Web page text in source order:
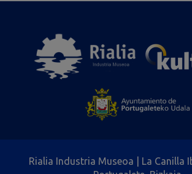
Rialia Industria Museoa | La Canilla